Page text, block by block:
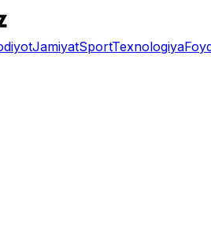
JamiyatSportTexnologiya